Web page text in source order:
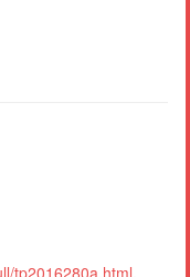
tp2016280a.html,